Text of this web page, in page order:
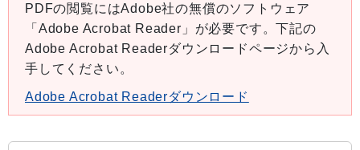
PDFの閲覧にはAdobe社の無償のソフトウェア
「Adobe Acrobat Reader」が必要です。下記の
Adobe Acrobat Readerダウンロードページから入
手してください。
Adobe Acrobat Readerダウンロード